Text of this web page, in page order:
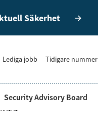
Säkerhet
Lediga jobb Tidigare nummer
Security Advisory Board